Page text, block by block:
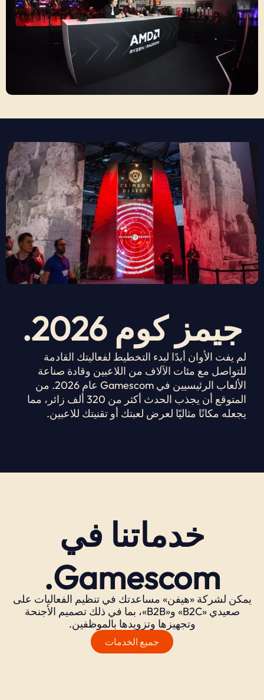
جيمز كوم 2026.
لم يفت الأوان أبدًا لبدء التخطيط لفعاليتك القادمة
للتواصل مع مئات الآلاف من اللاعبين وقادة صناعة
الألعاب الرئيسيين في Gamescom عام 2026. من
المتوقع أن يجذب الحدث أكثر من 320 ألف زائر، مما
يجعله مكانًا مثاليًا لعرض لعبتك أو تقنيتك للاعبين.
خدماتنا في
Gamescom.
يمكن لشركة «هيفن» مساعدتك في تنظيم الفعاليات على
صعيدي «B2C» و«B2B»، بما في ذلك تصميم الأجنحة
وتجهيزها وتزويدها بالموظفين.
جميع الخدمات